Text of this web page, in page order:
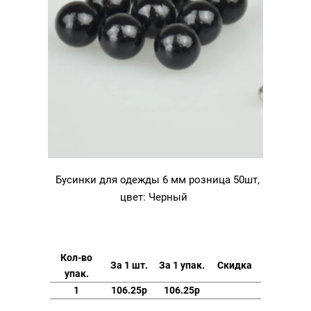
Бусинки для одежды 6 мм розница 50шт,
цвет: Черный
Кол-во
упак.
За 1 шт. За 1 упак. Скидка
1 106.25р 106.25р